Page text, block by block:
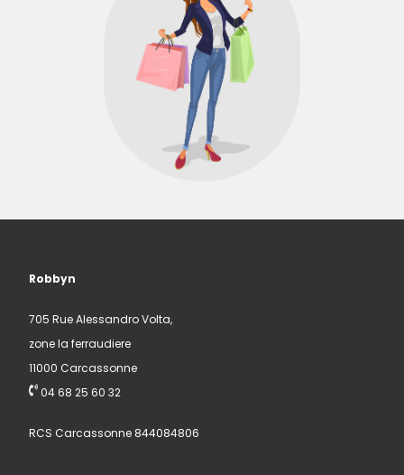
Robbyn
705 Rue Alessandro Volta,
zone la ferraudiere
11000 Carcassonne
04 68 25 60 32
RCS Carcassonne 844084806